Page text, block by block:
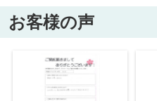
お客様の声